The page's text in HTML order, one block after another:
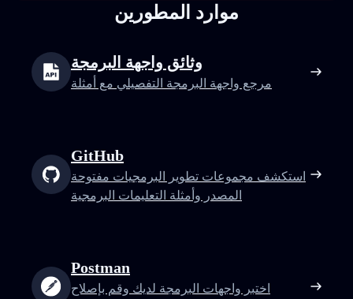
موارد المطورين
وثائق واجهة البرمجة
مرجع واجهة البرمجة التفصيلي مع أمثلة
GitHub
استكشف مجموعات تطوير البرمجيات مفتوحة
المصدر وأمثلة التعليمات البرمجية
Postman
اختبر واجهات البرمجة لديك وقم بإصلاح